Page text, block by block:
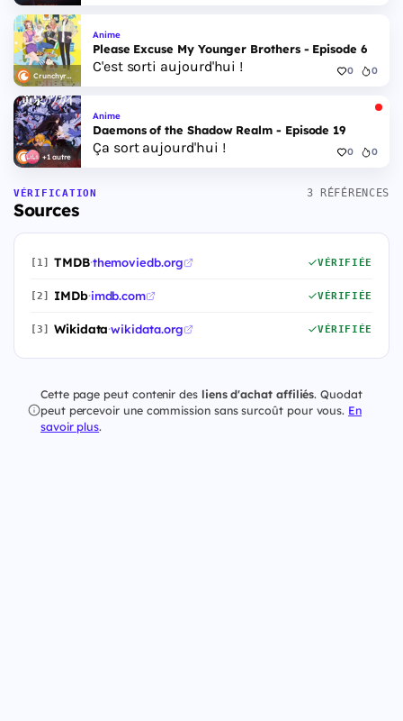
Crunchyroll
Anime
Please Excuse My Younger Brothers - Episode 6
C'est sorti aujourd'hui ! 0 0
+1 autre
Anime
Daemons of the Shadow Realm - Episode 19
Ça sort aujourd'hui ! 0 0
VÉRIFICATION
Sources
3 RÉFÉRENCES
[1] TMDB·themoviedb.org VÉRIFIÉE
[2] IMDb·imdb.com VÉRIFIÉE
[3] Wikidata·wikidata.org VÉRIFIÉE
Cette page peut contenir des liens d'achat affiliés. Quodat
peut percevoir une commission sans surcoût pour vous. En
savoir plus.